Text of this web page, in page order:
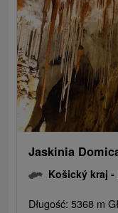
Jaskinia
Košický kraj -
Długość: 5368 m